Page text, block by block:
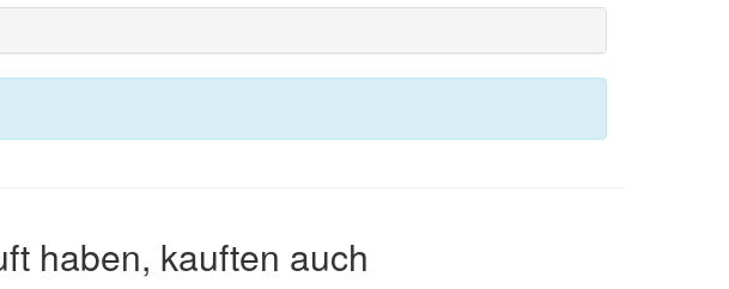
haben, kauften auch